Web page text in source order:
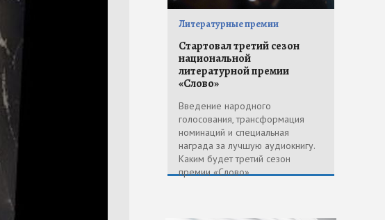
Литературные премии
Стартовал третий сезон
национальной
литературной премии
«Слово»
Введение народного
голосования, трансформация
номинаций и специальная
награда за лучшую аудиокнигу.
Каким будет третий сезон
премии «Слово»